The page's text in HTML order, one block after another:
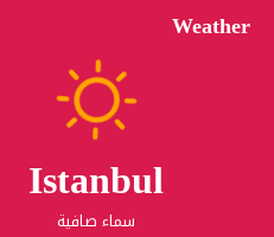
Weather
Istanbul
سماء صافية